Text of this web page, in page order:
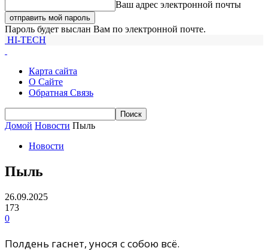
Ваш адрес электронной почты
Пароль будет выслан Вам по электронной почте.
HI-TECH
Карта сайта
О Сайте
Обратная Связь
Домой Новости Пыль
Новости
Пыль
26.09.2025
173
0
Полдень гаснет, унося с собою всё.